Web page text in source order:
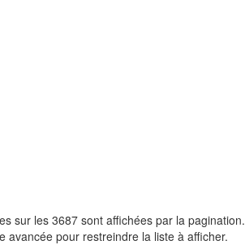
sur les 3687 sont affichées par la pagination.
avancée pour restreindre la liste à afficher.